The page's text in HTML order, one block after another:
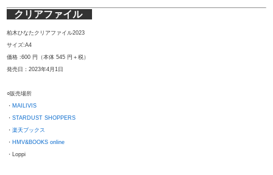
クリアファイル
柏木ひなたクリアファイル2023
サイズ:A4
価格 :600 円（本体 545 円＋税）
発売日：2023年4月1日
○販売場所
・ MAILIVIS
・STARDUST SHOPPERS
・楽天ブックス
・ HMV&BOOKS online
・Loppi